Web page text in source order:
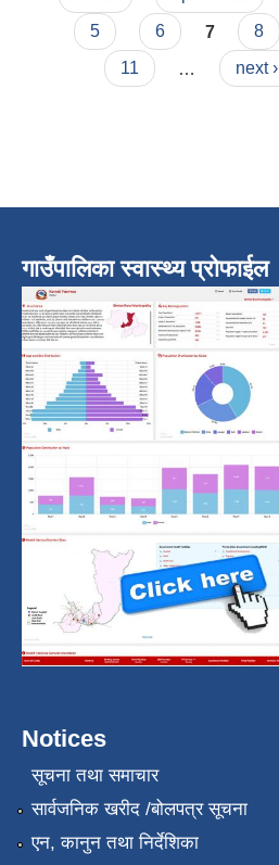
5
6 7 8
11
next ›
गाउँपालिका स्वास्थ्य प्रोफाईल
Notices
सूचना तथा समाचार
सार्वजनिक खरीद /बोलपत्र सूचना
एन, कानुन तथा निर्देशिका